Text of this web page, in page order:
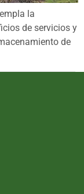
la
de servicios y
de